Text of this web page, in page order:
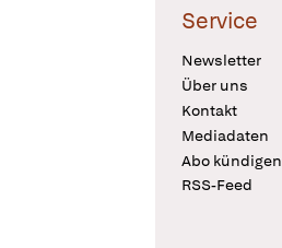
Service
Newsletter
Über uns
Kontakt
Mediadaten
Abo kündigen
RSS-Feed